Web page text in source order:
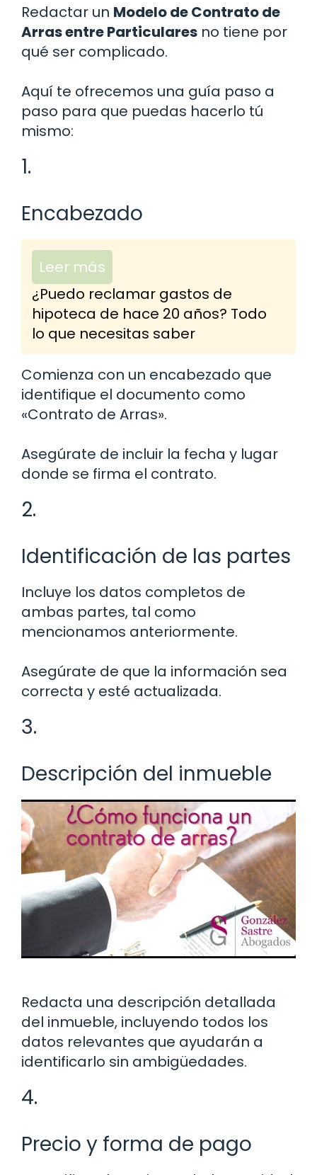
Redactar un Modelo de Contrato de
Arras entre Particulares no tiene por
qué ser complicado.
Aquí te ofrecemos una guía paso a
paso para que puedas hacerlo tú
mismo:
1.
Encabezado
Leer más
¿Puedo reclamar gastos de
hipoteca de hace 20 años? Todo
lo que necesitas saber
Comienza con un encabezado que
identifique el documento como
«Contrato de Arras».
Asegúrate de incluir la fecha y lugar
donde se firma el contrato.
2.
Identificación de las partes
Incluye los datos completos de
ambas partes, tal como
mencionamos anteriormente.
Asegúrate de que la información sea
correcta y esté actualizada.
3.
Descripción del inmueble
Redacta una descripción detallada
del inmueble, incluyendo todos los
datos relevantes que ayudarán a
identificarlo sin ambigüedades.
4.
Precio y forma de pago